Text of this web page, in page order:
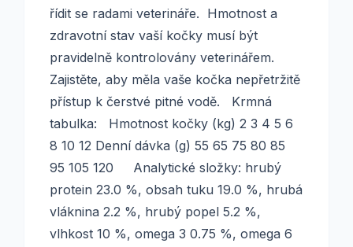
řídit se radami veterináře. Hmotnost a
zdravotní stav vaší kočky musí být
pravidelně kontrolovány veterinářem.
Zajistěte, aby měla vaše kočka nepřetržitě
přístup k čerstvé pitné vodě. Krmná
tabulka: Hmotnost kočky (kg) 2 3 4 5 6
8 10 12 Denní dávka (g) 55 65 75 80 85
95 105 120 Analytické složky: hrubý
protein 23.0 %, obsah tuku 19.0 %, hrubá
vláknina 2.2 %, hrubý popel 5.2 %,
vlhkost 10 %, omega 3 0.75 %, omega 6